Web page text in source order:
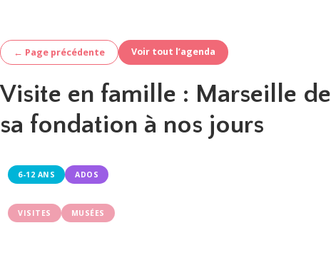
← Page précédente Voir tout l’agenda
Visite en famille : Marseille de
sa fondation à nos jours
6-12 ANS ADOS
VISITES MUSÉES